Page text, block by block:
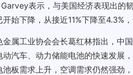
表示，与美国经济表现出的
始下降，从接近11%下降至4.3%
属工业协会会长葛红林指出，中
汽车、动力储能电池的快速发展
板需求上升，空调需求仍然强劲